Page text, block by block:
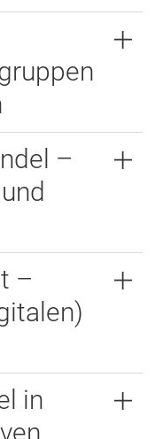
–
–
in